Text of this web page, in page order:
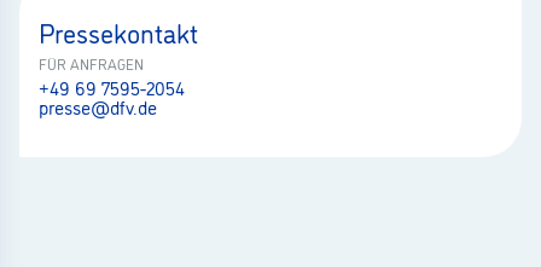
Pressekontakt
FÜR ANFRAGEN
+49 69 7595-2054
presse@dfv.de